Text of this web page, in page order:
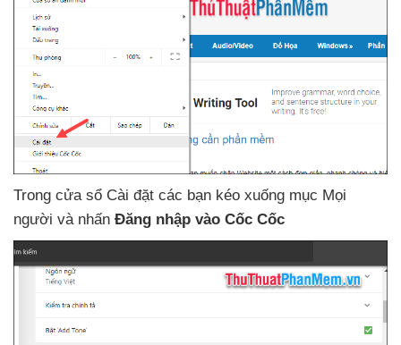
Trong cửa sổ Cài đặt các bạn kéo xuống mục Mọi
người và nhấn Đăng nhập vào Cốc Cốc